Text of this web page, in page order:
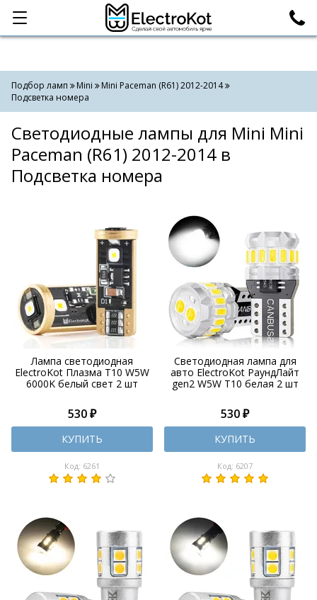
Категории Поиск
Подбор ламп Mini
Mini Paceman (R61) 2012-2014
Подсветка номера
Светодиодные лампы для Mini Mini
Paceman (R61) 2012-2014 в
Подсветка номера
Лампа светодиодная
ElectroKot Плазма T10 W5W
6000K белый свет 2 шт
530 ₽
КУПИТЬ
Код: 6261
Светодиодная лампа для
авто ElectroKot РаундЛайт
gen2 W5W T10 белая 2 шт
530 ₽
КУПИТЬ
Код: 6207